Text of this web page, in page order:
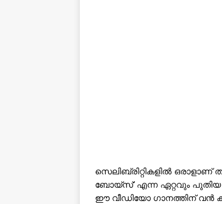
സെലിബ്രിറ്റികളിൽ
ബോയ്‌സ്’ എന്ന ഏറ്റവും പുതിയ
ഈ വീഡിയോ ഗാനത്തിന് വൻ